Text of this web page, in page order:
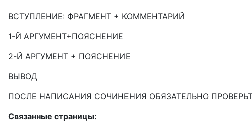
ВСТУПЛЕНИЕ: ФРАГМЕНТ + КОММЕНТАРИЙ
1-Й АРГУМЕНТ+ПОЯСНЕНИЕ
2-Й АРГУМЕНТ + ПОЯСНЕНИЕ
ВЫВОД
ПОСЛЕ НАПИСАНИЯ СОЧИНЕНИЯ ОБЯЗАТЕЛЬНО
Связанные страницы: